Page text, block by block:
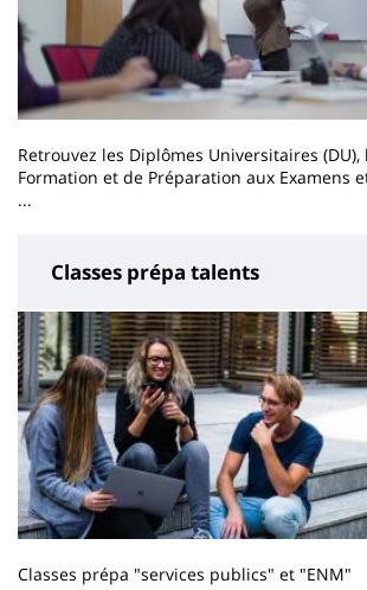
Retrouvez les Diplômes Universitaires
Formation et de Préparation aux Examens
...
Classes prépa talents
Classes prépa "services publics" et "ENM"